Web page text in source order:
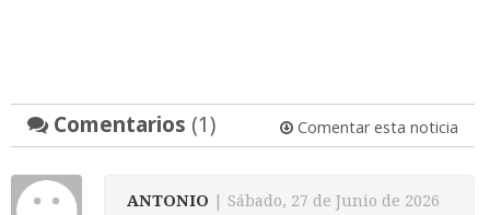
Comentarios (1) Comentar esta noticia
ANTONIO | Sábado, 27 de Junio de 2026